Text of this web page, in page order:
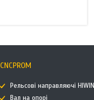
CNCPROM
Рельсові направляючі HIWIN
Вал на опорі